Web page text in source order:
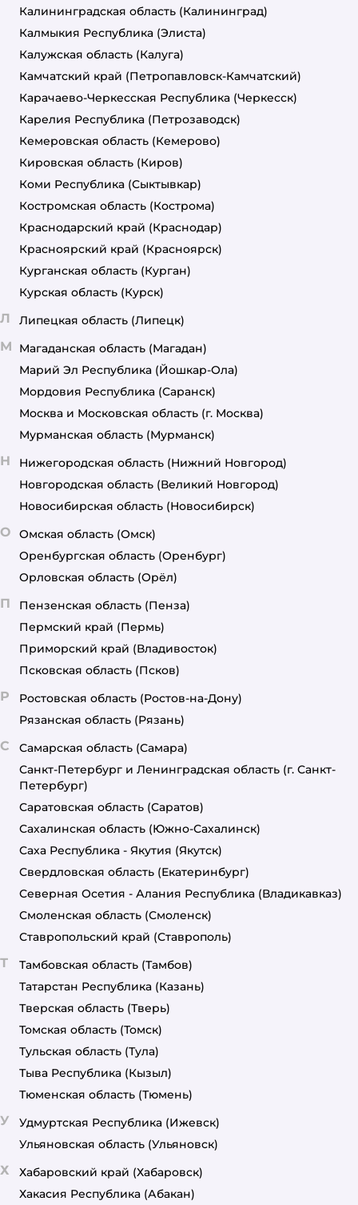
Калининградская область (Калининград)
Калмыкия Республика (Элиста)
Калужская область (Калуга)
Камчатский край (Петропавловск-Камчатский)
Карачаево-Черкесская Республика (Черкесск)
Карелия Республика (Петрозаводск)
Кемеровская область (Кемерово)
Кировская область (Киров)
Коми Республика (Сыктывкар)
Костромская область (Кострома)
Краснодарский край (Краснодар)
Красноярский край (Красноярск)
Курганская область (Курган)
Курская область (Курск)
Л Липецкая область (Липецк)
М Магаданская область (Магадан)
Марий Эл Республика (Йошкар-Ола)
Мордовия Республика (Саранск)
Москва и Московская область (г. Москва)
Мурманская область (Мурманск)
Н Нижегородская область (Нижний Новгород)
Новгородская область (Великий Новгород)
Новосибирская область (Новосибирск)
О Омская область (Омск)
Оренбургская область (Оренбург)
Орловская область (Орёл)
П Пензенская область (Пенза)
Пермский край (Пермь)
Приморский край (Владивосток)
Псковская область (Псков)
Р Ростовская область (Ростов-на-Дону)
Рязанская область (Рязань)
С Самарская область (Самара)
Санкт-Петербург и Ленинградская область (г. Санкт-
Петербург)
Саратовская область (Саратов)
Сахалинская область (Южно-Сахалинск)
Саха Республика - Якутия (Якутск)
Свердловская область (Екатеринбург)
Северная Осетия - Алания Республика (Владикавказ)
Смоленская область (Смоленск)
Ставропольский край (Ставрополь)
Т Тамбовская область (Тамбов)
Татарстан Республика (Казань)
Тверская область (Тверь)
Томская область (Томск)
Тульская область (Тула)
Тыва Республика (Кызыл)
Тюменская область (Тюмень)
У Удмуртская Республика (Ижевск)
Ульяновская область (Ульяновск)
Х Хабаровский край (Хабаровск)
Хакасия Республика (Абакан)